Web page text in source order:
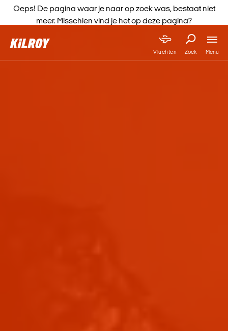
Vluchten Zoek Menu
Oeps! De pagina waar je naar op zoek was, bestaat niet
meer. Misschien vind je het op deze pagina?